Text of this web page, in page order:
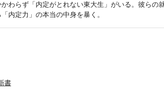
わらず「内定がとれない東大生」がいる。彼らの
内定力」の本当の中身を暴く。
書